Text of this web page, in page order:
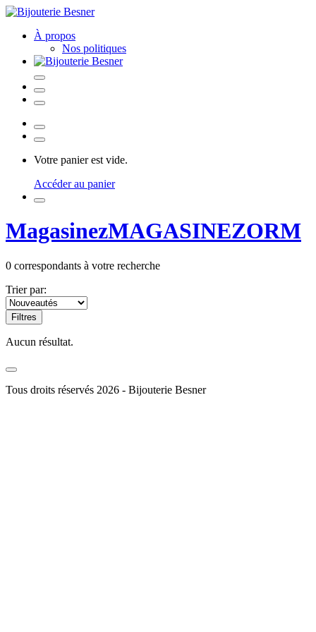
À propos
Nos politiques
Votre panier est vide.
Accéder au panier
MagasinezMAGASINEZORM
0 correspondants à votre recherche
Trier par:
Filtres
Aucun résultat.
Tous droits réservés 2026 - Bijouterie Besner